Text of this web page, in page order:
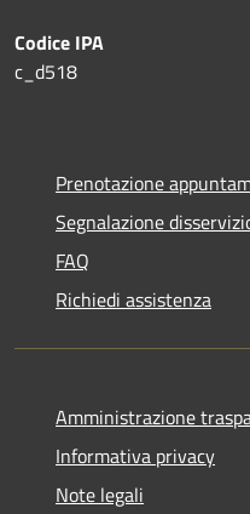
Codice IPA
c_d518
Prenotazione
Segnalazione
FAQ
Richiedi assistenza
Amministrazione
Informativa privacy
Note legali